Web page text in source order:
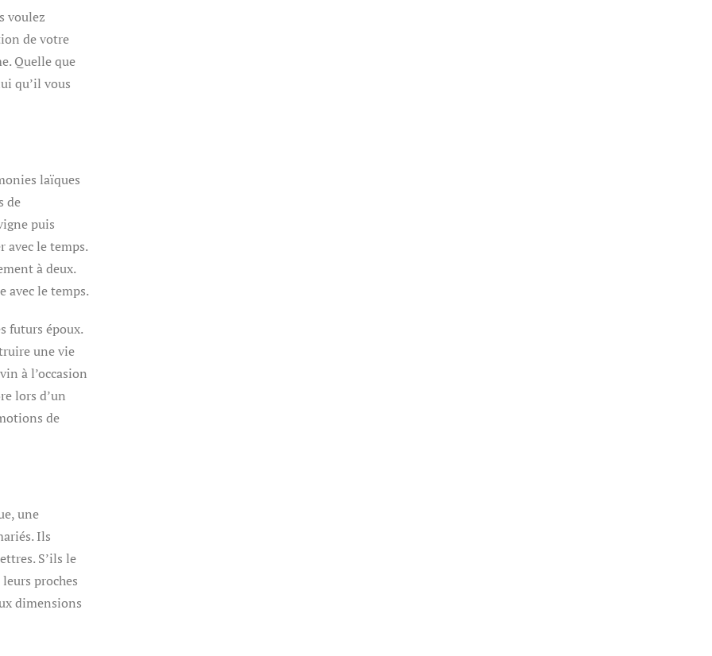
voulez
de votre
Quelle que
qu’il vous
laïques
de
puis
avec le temps.
à deux.
avec le temps.
futurs époux.
une vie
à l’occasion
lors d’un
de
une
Ils
S’ils le
proches
dimensions